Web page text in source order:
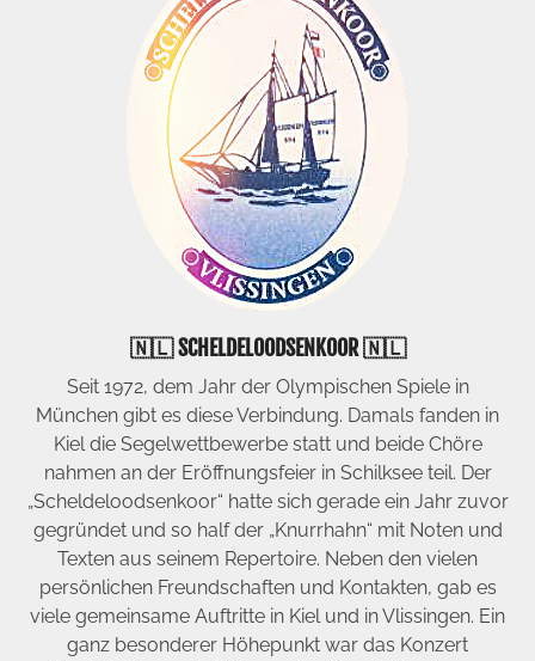
🇳🇱 SCHELDELOODSENKOOR 🇳🇱
Seit 1972, dem Jahr der Olympischen Spiele in
München gibt es diese Verbindung. Damals fanden in
Kiel die Segelwettbewerbe statt und beide Chöre
nahmen an der Eröffnungsfeier in Schilksee teil. Der
„Scheldeloodsenkoor“ hatte sich gerade ein Jahr zuvor
gegründet und so half der „Knurrhahn“ mit Noten und
Texten aus seinem Repertoire. Neben den vielen
persönlichen Freundschaften und Kontakten, gab es
viele gemeinsame Auftritte in Kiel und in Vlissingen. Ein
ganz besonderer Höhepunkt war das Konzert